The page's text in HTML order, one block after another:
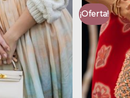
¡Oferta!